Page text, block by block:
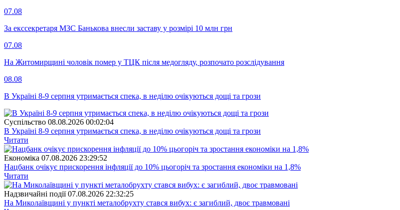
07.08
За екссекретаря МЗС Банькова внесли заставу у розмірі 10 млн грн
07.08
На Житомирщині чоловік помер у ТЦК після медогляду, розпочато розслідування
08.08
В Україні 8-9 серпня утримається спека, в неділю очікуються дощі та грози
Суспiльство 08.08.2026 00:02:04
В Україні 8-9 серпня утримається спека, в неділю очікуються дощі та грози
Читати
Економіка 07.08.2026 23:29:52
Нацбанк очікує прискорення інфляції до 10% цьогоріч та зростання економіки на 1,8%
Читати
Надзвичайні події 07.08.2026 22:32:25
На Миколаївщині у пункті металобрухту стався вибух: є загиблий, двоє травмовані